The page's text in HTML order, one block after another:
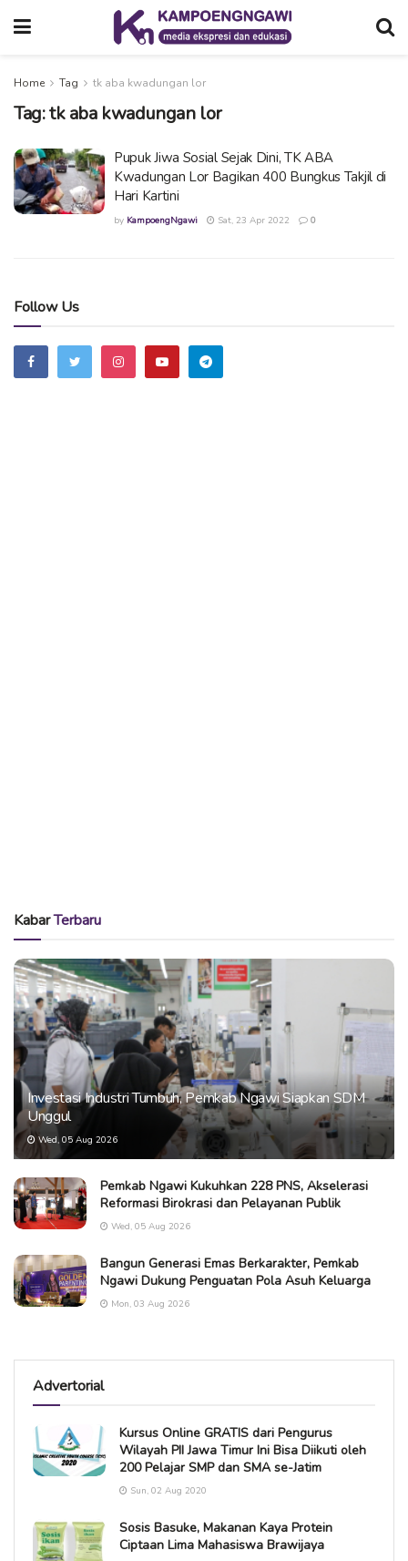
Home Tag tk aba kwadungan lor
Tag:tk aba kwadungan lor
Pupuk Jiwa Sosial Sejak Dini, TK ABA
Kwadungan Lor Bagikan 400 Bungkus Takjil di
Hari Kartini
by KampoengNgawi Sat, 23 Apr 2022 0
Follow Us
KabarTerbaru
Investasi Industri Tumbuh, Pemkab Ngawi Siapkan SDM
Unggul
Wed, 05 Aug 2026
Pemkab Ngawi Kukuhkan 228 PNS, Akselerasi
Reformasi Birokrasi dan Pelayanan Publik
Wed, 05 Aug 2026
Bangun Generasi Emas Berkarakter, Pemkab
Ngawi Dukung Penguatan Pola Asuh Keluarga
Mon, 03 Aug 2026
Advertorial
Kursus Online GRATIS dari Pengurus
Wilayah PII Jawa Timur Ini Bisa Diikuti oleh
200 Pelajar SMP dan SMA se-Jatim
Sun, 02 Aug 2020
Sosis Basuke, Makanan Kaya Protein
Ciptaan Lima Mahasiswa Brawijaya